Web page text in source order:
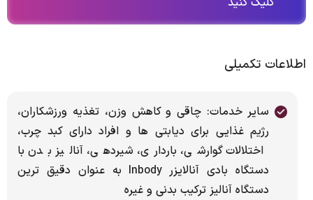
اطلاعات تکمیلی
سایر خدمات: چاقی و کاهش وزن، تغذیه ورزشکاران،
رژیم غذایی برای دیابتی ها و افراد دارای کبد چرب،
اختلالات گوارشی، بارداری، شیردهی، آنالیز بدن با
دستگاه بادی آنالایزر Inbody به عنوان دقیق ترین
دستگاه آنالیز ترکیب بدنی و غیره